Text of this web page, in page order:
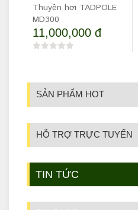
Thuyền hơi TADPOLE
MD300
11,000,000 đ
SẢN PHẨM HOT
HỖ TRỢ TRỰC TUYẾN
TIN TỨC